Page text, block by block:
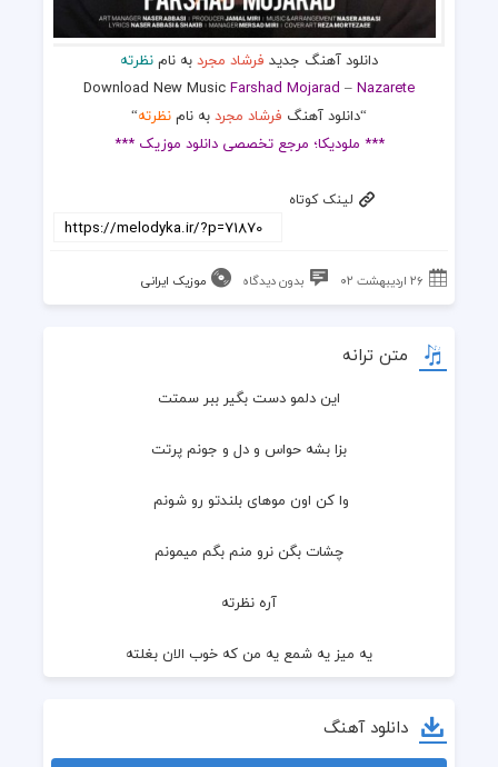
دانلود آهنگ جدید فرشاد مجردبه نامنظرته
Download New MusicFarshad Mojarad –Nazarete
“دانلود آهنگ فرشاد مجردبه نامنظرته“
*** ملودیکا؛ مرجع تخصصی دانلود موزیک ***
لینک کوتاه
۲۶ اردیبهشت ۰۲ بدون دیدگاه موزیک ایرانی
متن ترانه
این دلمو دست بگیر ببر سمتت
بزا بشه حواس و دل و جونم پرتت
وا کن اون موهای بلندتو رو شونم
چشات بگن نرو منم بگم میمونم
آره نظرته
یه میز یه شمع یه من که خوب الان بغلته
بچینم شب تا صبح گل برات نظرته
دانلود آهنگ